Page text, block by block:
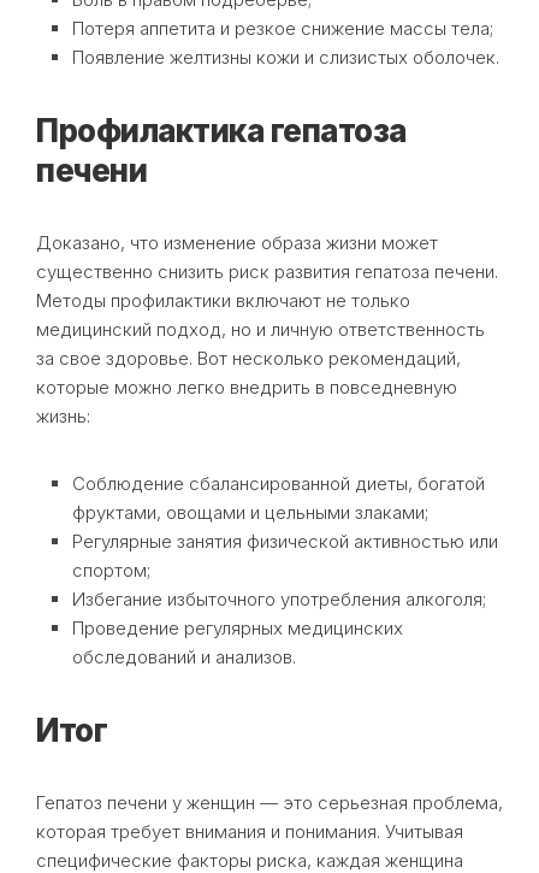
Потеря аппетита и резкое снижение массы тела;
Появление желтизны кожи и слизистых оболочек.
Профилактика гепатоза
печени
Доказано, что изменение образа жизни может
существенно снизить риск развития гепатоза печени.
Методы профилактики включают не только
медицинский подход, но и личную ответственность
за свое здоровье. Вот несколько рекомендаций,
которые можно легко внедрить в повседневную
жизнь:
Соблюдение сбалансированной диеты, богатой
фруктами, овощами и цельными злаками;
Регулярные занятия физической активностью или
спортом;
Избегание избыточного употребления алкоголя;
Проведение регулярных медицинских
обследований и анализов.
Итог
Гепатоз печени у женщин — это серьезная проблема,
которая требует внимания и понимания. Учитывая
специфические факторы риска, каждая женщина